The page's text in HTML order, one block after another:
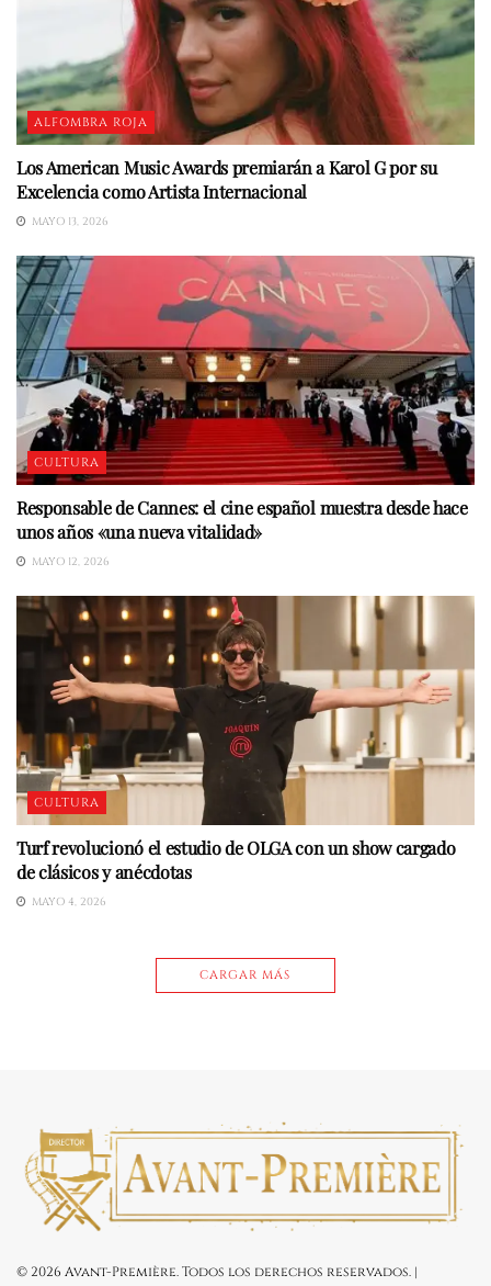
ALFOMBRA ROJA
Los American Music Awards premiarán a Karol G por su
Excelencia como Artista Internacional
MAYO 13, 2026
CULTURA
Responsable de Cannes: el cine español muestra desde hace
unos años «una nueva vitalidad»
MAYO 12, 2026
CULTURA
Turf revolucionó el estudio de OLGA con un show cargado
de clásicos y anécdotas
MAYO 4, 2026
CARGAR MÁS
© 2026 Avant-Première. Todos los derechos reservados. |